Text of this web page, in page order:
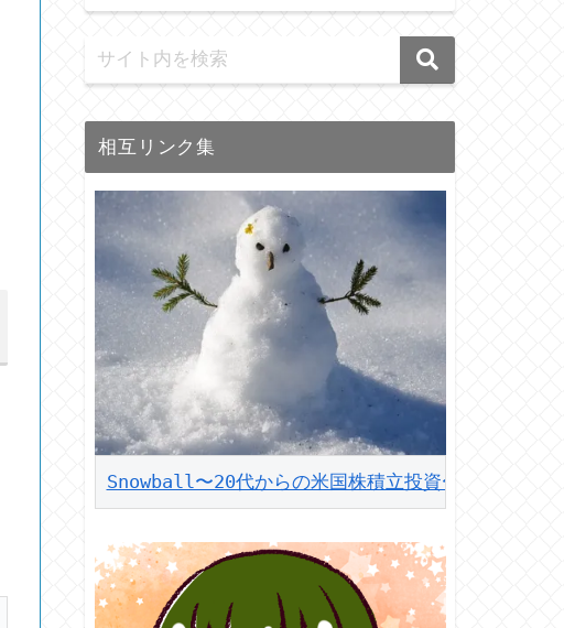
相互リンク集
Snowball〜20代からの米国株積立投資〜